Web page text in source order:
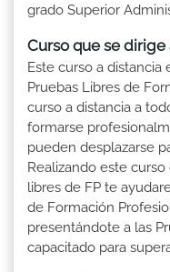
grado Superior
Curso que se dirige
Este curso a distancia
Pruebas Libres de
curso a distancia a
formarse
pueden desplazarse
Realizando este
libres de FP te
de Formación
presentándote a las
capacitado para